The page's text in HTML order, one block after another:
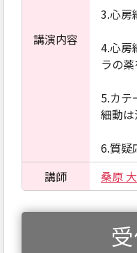
講演内容
3.心房
4.心房
ラの
5.カテ
細動は
6.質疑
講師
桑原